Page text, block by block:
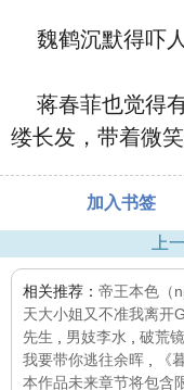
魏鹤沉默得吓人
蒋春菲也觉得
缕长发，带着微
加入书签
上
相关推荐： 帝王本色（
天大小姐又不准我离开
先生
男妓李水 破荒
我要带你逃往余晖
《
本作品未来章节将包含